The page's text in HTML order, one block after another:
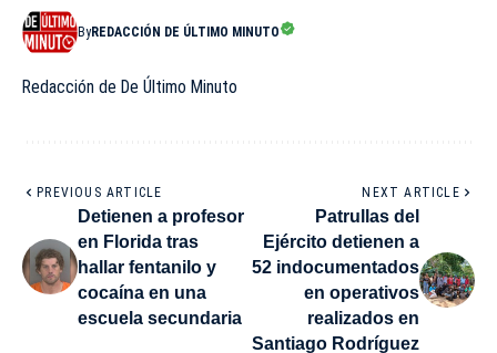
ByREDACCIÓN DE ÚLTIMO MINUTO
Redacción de De Último Minuto
PREVIOUS ARTICLE
Detienen a profesor
en Florida tras
hallar fentanilo y
cocaína en una
escuela secundaria
NEXT ARTICLE
Patrullas del
Ejército detienen a
52 indocumentados
en operativos
realizados en
Santiago Rodríguez